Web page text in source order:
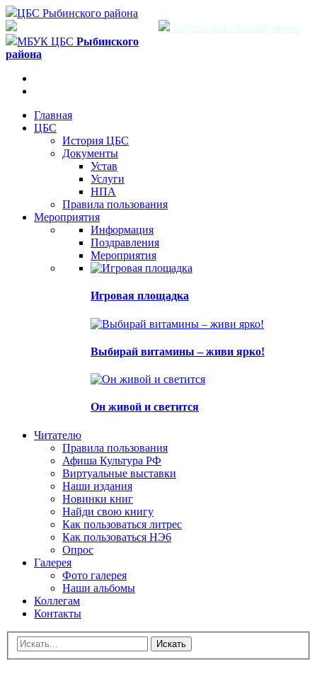
ЦБС Рыбинского района
Версия для слабовидящих
МБУК ЦБС Рыбинского
района
Главная
ЦБС
История ЦБС
Документы
Устав
Услуги
НПА
Правила пользования
Мероприятия
Информация
Поздравления
Мероприятия
Игровая площадка
Выбирай витамины – живи ярко!
Он живой и светится
Читателю
Правила пользования
Афиша Культура РФ
Виртуальные выставки
Наши издания
Новинки книг
Найди свою книгу
Как пользоваться литрес
Как пользоваться НЭ6
Опрос
Галерея
Фото галерея
Наши альбомы
Коллегам
Контакты
Искать